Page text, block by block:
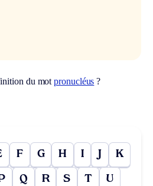
du motpronucléus ?
F G H I J K
Q R S T U